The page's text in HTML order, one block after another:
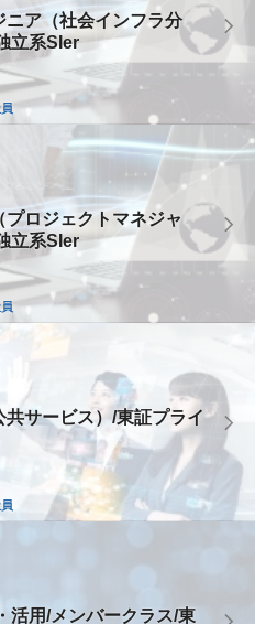
ア（社会インフラ分
立系SIer
ロジェクトマネジャ
立系SIer
サービス）/東証プライ
活用/メンバークラス/東